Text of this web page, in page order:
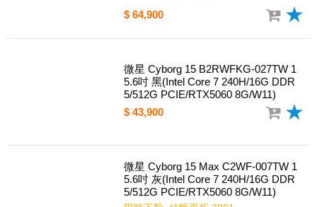
$ 60,900
15.6吋 黑(i7-14650HX/16G DDR5/1TB
PCIE/RTX5070 8G/W11)
任搭, 結帳再折 7901
$ 64,900
微星 Cyborg 15 B2RWFKG-027TW 1
5.6吋 黑(Intel Core 7 240H/16G DDR
5/512G PCIE/RTX5060 8G/W11)